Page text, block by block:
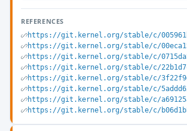
REFERENCES
https://git.kernel.org/stable/c/
https://git.kernel.org/stable/c/
https://git.kernel.org/stable/c/
https://git.kernel.org/stable/c/
https://git.kernel.org/stable/c/
https://git.kernel.org/stable/c/
https://git.kernel.org/stable/c/
https://git.kernel.org/stable/c/